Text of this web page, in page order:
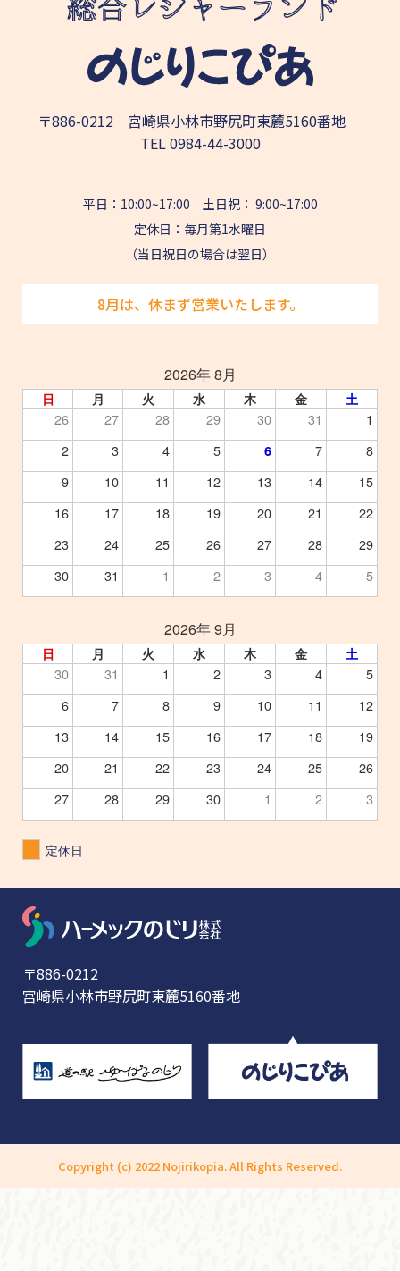
〒886-0212 宮崎県小林市野尻町東麓5160番地
TEL0984-44-3000
平日：10:00~17:00 土日祝： 9:00~17:00
定休日：毎月第1水曜日
（当日祝日の場合は翌日）
8月は、休まず営業いたします。
2026年 8月
日 月 火 水 木 金 土
26 27 28 29 30 31
1
2
3 4 5 6 7
8
9
10 11 12 13 14
15
16
17 18 19 20 21
22
23
24 25 26 27 28
29
30
31 1 2 3 4 5
2026年 9月
日 月 火 水 木 金 土
30 31 1 2 3 4
5
6
7 8 9 10 11
12
13
14 15 16 17 18
19
20
21 22 23 24 25
26
27
28 29 30 1 2 3
定休日
〒886-0212
宮崎県小林市野尻町東麓5160番地
Copyright (c) 2022 Nojirikopia. All Rights Reserved.